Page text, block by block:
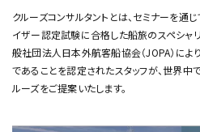
クルーズコンサルタントとは、セミナーを通
イザー認定試験に合格した船旅のスペシャリ
般社団法人日本外航客船協会（JOPA）によ
であることを認定されたスタッフが、世界中
ルーズをご提案いたします。